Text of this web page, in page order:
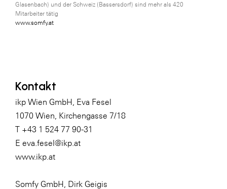
Glasenbach) und der Schweiz (Bassersdorf) sind mehr als 420
Mitarbeiter tätig
www.somfy.at
Kontakt
ikp Wien GmbH, Eva Fesel
1070 Wien, Kirchengasse 7/18
T +43 1 524 77 90-31
E eva.fesel@ikp.at
www.ikp.at
Somfy GmbH, Dirk Geigis